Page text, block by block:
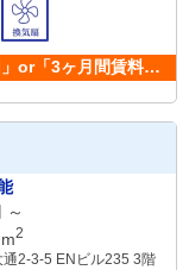
～
m2
2-3-5 ENビル235 3階